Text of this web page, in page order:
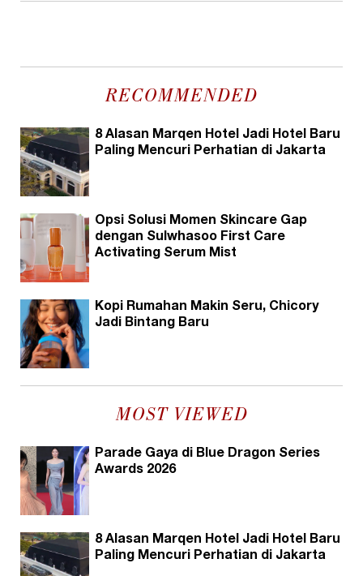
RECOMMENDED
8 Alasan Marqen Hotel Jadi Hotel Baru
Paling Mencuri Perhatian di Jakarta
Opsi Solusi Momen Skincare Gap
dengan Sulwhasoo First Care
Activating Serum Mist
Kopi Rumahan Makin Seru, Chicory
Jadi Bintang Baru
MOST VIEWED
Parade Gaya di Blue Dragon Series
Awards 2026
8 Alasan Marqen Hotel Jadi Hotel Baru
Paling Mencuri Perhatian di Jakarta